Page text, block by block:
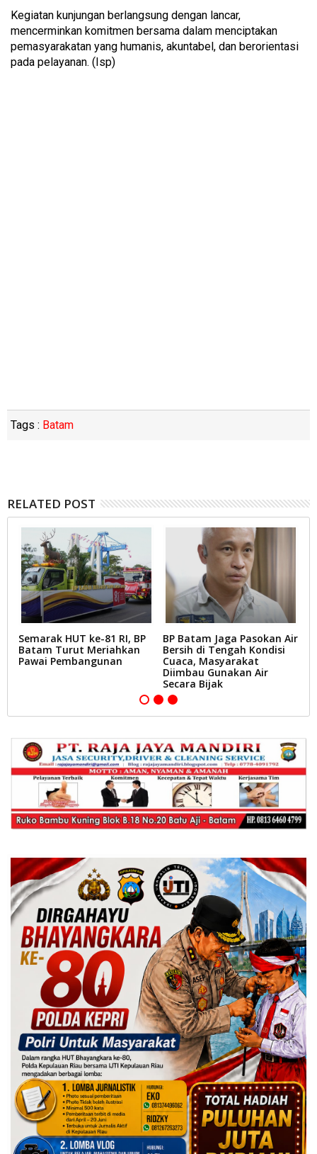
Kegiatan kunjungan berlangsung dengan lancar,
mencerminkan komitmen bersama dalam menciptakan
pemasyarakatan yang humanis, akuntabel, dan berorientasi
pada pelayanan. (Isp)
Tags : Batam
RELATED POST
Semarak HUT ke-81 RI, BP
Batam Turut Meriahkan
Pawai Pembangunan
BP Batam Jaga Pasokan Air
Bersih di Tengah Kondisi
Cuaca, Masyarakat
Diimbau Gunakan Air
Secara Bijak